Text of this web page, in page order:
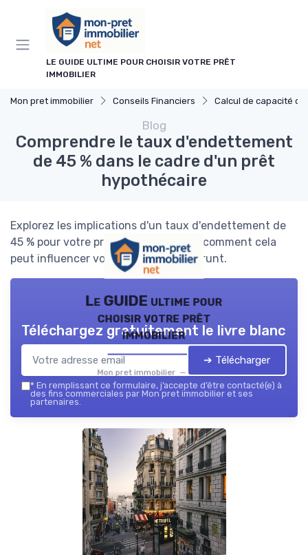
LE GUIDE ULTIME POUR CHOISIR VOTRE PRÊT
IMMOBILIER
Mon pret immobilier Conseils Financiers Calcul de capacité
Blog
Comprendre le taux d'endettement
de 45 % dans le cadre d'un prêt
hypothécaire
Explorez les implications d'un taux d'endettement de
45 % pour votre prêt hypothécaire et comment cela
peut influencer votre capacité d'emprunt.
Le GUIDE ultime pour
choisir votre prêt
immobilier
Mon pret immobilier — 2026
Téléchargez gratuitement le livre blanc
➔ Télécharger
* En remplissant ce formulaire, j’accepte d’être contacté(e) à
des fins commerciales par Mon pret immobilier et ses
partenaires.